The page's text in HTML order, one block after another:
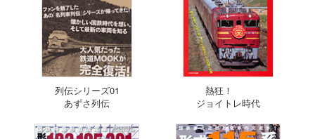
列伝シリーズ01
あずさ列伝
熱狂！
ジョイトレ時代